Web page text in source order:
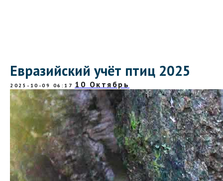
Евразийский учёт птиц 2025
2025-10-09 06:17 10 Октябрь